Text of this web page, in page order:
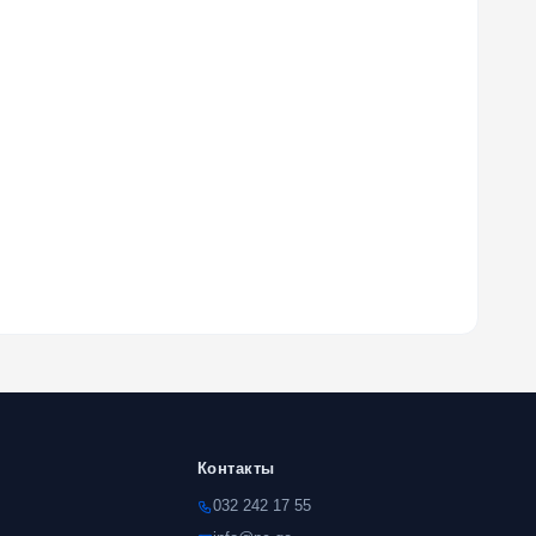
Контакты
032 242 17 55